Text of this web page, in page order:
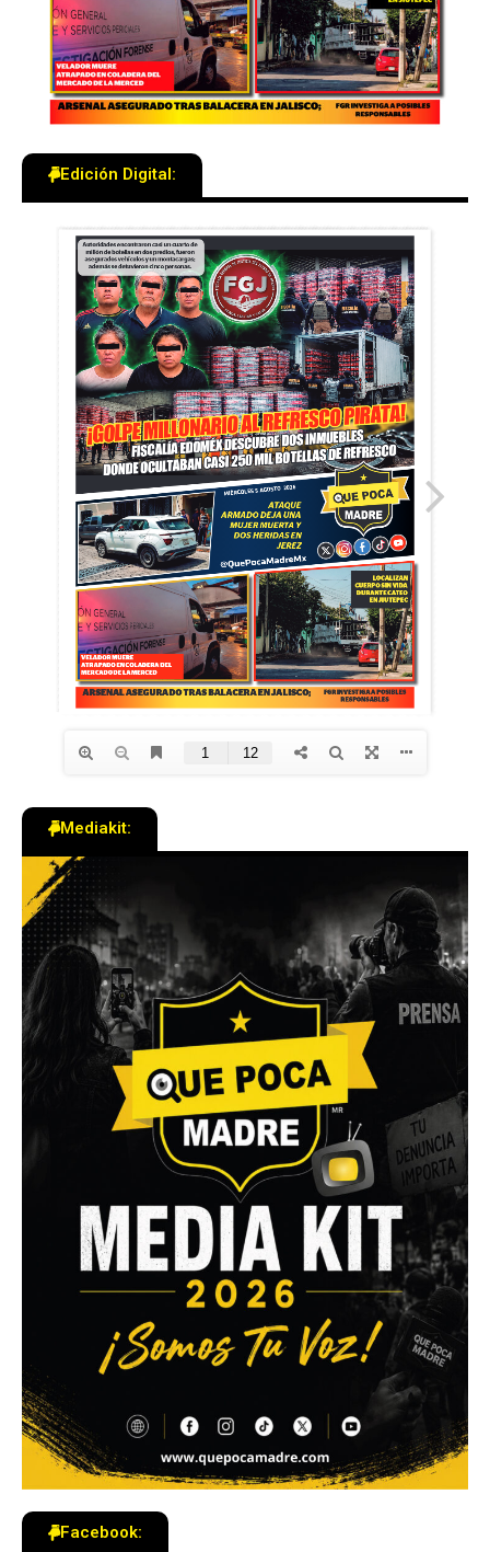
Edición Digital:
Mediakit:
Facebook: